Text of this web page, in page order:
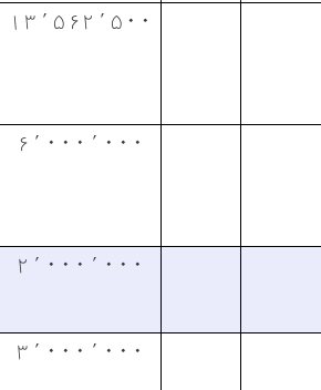
۱۳٬۵۶۲٬۵۰۰
۶٬۰۰۰٬۰۰۰
۲٬۰۰۰٬۰۰۰
۳٬۰۰۰٬۰۰۰